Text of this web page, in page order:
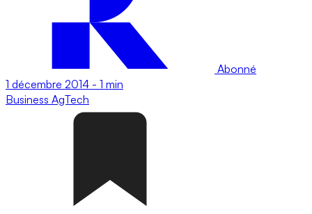
Abonné
1 décembre 2014 - 1 min
Business AgTech